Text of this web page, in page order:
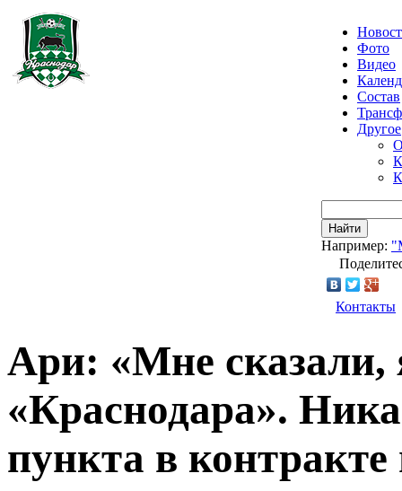
Фото
Видео
Состав
Другое
Найти
Например:
Контакты
Ари: «Мне сказали,
«Краснодара».
пункта в контракте